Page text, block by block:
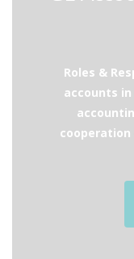
Roles &
accounts in
cooperation